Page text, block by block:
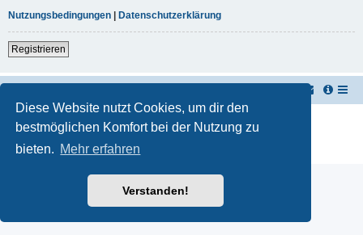
Diese Website nutzt Cookies, um dir den
bestmöglichen Komfort bei der Nutzung zu
bieten. Mehr erfahren
Verstanden!
Nutzungsbedingungen
Datenschutzerklärung
Registrieren
Deutsche Übersetzung durchphpBB.de
Datenschutz